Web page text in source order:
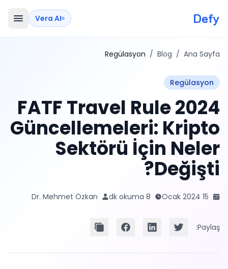
Defy
Vera AI
Ana Sayfa
/
Blog
/
Regülasyon
Regülasyon
2024 FATF Travel Rule
Güncellemeleri: Kripto
Sektörü İçin Neler
Değişti?
15 Ocak 2024
8 dk okuma
Dr. Mehmet Özkan
Paylaş: